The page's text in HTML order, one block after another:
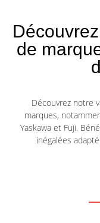
de
Découvrez notre
marques,
Yaskawa et Fuji.
inégalées